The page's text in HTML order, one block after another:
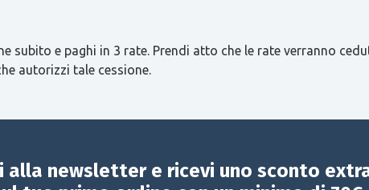
subito e paghi in 3 rate. Prendi atto che le rate verranno
autorizzi tale cessione.
alla newsletter e ricevi uno sconto